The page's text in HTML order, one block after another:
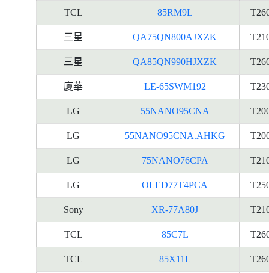
TCL 85RM9L
三星 QA75QN800AJXZK
三星 QA85QN990HJXZK
廈華 LE-65SWM192
LG 55NANO95CNA
LG 55NANO95CNA.AHKG
LG 75NANO76CPA
LG OLED77T4PCA
Sony XR-77A80J
TCL 85C7L
TCL 85X11L